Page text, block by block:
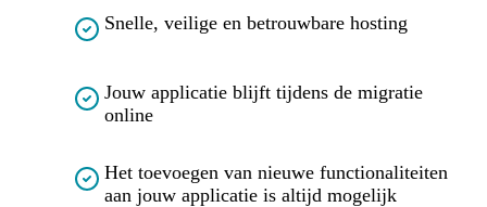
Snelle, veilige en betrouwbare hosting
Jouw applicatie blijft tijdens de migratie
online
Het toevoegen van nieuwe functionaliteiten
aan jouw applicatie is altijd mogelijk